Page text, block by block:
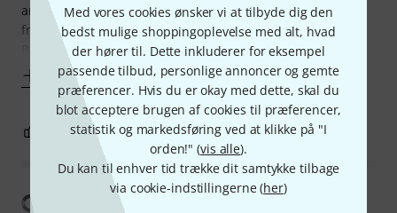
Med vores cookies ønsker vi at tilbyde dig den
bedst mulige shoppingoplevelse med alt, hvad
der hører til. Dette inkluderer for eksempel
passende tilbud, personlige annoncer og gemte
præferencer. Hvis du er okay med dette, skal du
blot acceptere brugen af cookies til præferencer,
statistik og markedsføring ved at klikke på "I
orden!" (vis alle).
Du kan til enhver tid trække dit samtykke tilbage
via cookie-indstillingerne (her)
are very good in blocking both high and low end
frequencies, which I guess is what they're supposed to do.
But for me
Vis mere
1 ANMELD BEDØMMELSE
Vis oversættelse